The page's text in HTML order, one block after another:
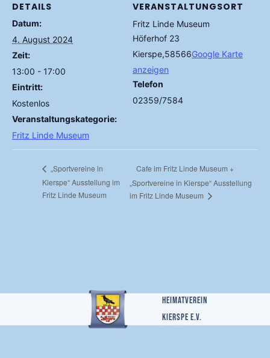
DETAILS
Datum:
4. August 2024
Zeit:
13:00 - 17:00
Eintritt:
Kostenlos
Veranstaltungskategorie:
Fritz Linde Museum
VERANSTALTUNGSORT
Fritz Linde Museum
Höferhof 23
Kierspe,58566Google Karte
anzeigen
Telefon
02359/7584
„Sportvereine in
Kierspe“ Ausstellung im
Fritz Linde Museum
Cafe im Fritz Linde Museum +
„Sportvereine in Kierspe“ Ausstellung
im Fritz Linde Museum
Heimatverein
Kierspe e.v.